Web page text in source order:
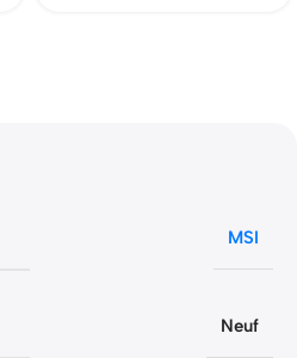
MSI
Neuf